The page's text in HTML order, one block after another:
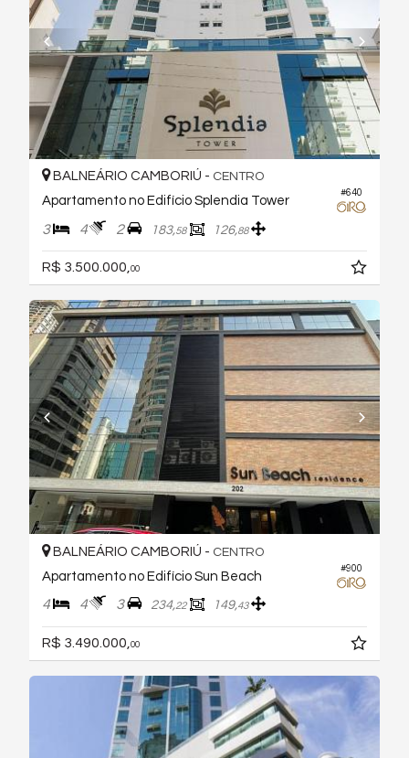
#640
BALNEÁRIO CAMBORIÚ - CENTRO
Apartamento no Edifício Splendia Tower
3 4 2 183,58 126,88
R$ 3.500.000,00
#900
BALNEÁRIO CAMBORIÚ - CENTRO
Apartamento no Edifício Sun Beach
4 4 3 234,22 149,43
R$ 3.490.000, 00